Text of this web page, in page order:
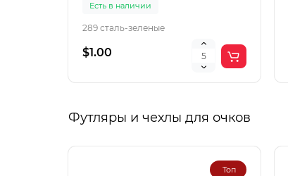
Есть в наличии
289 сталь-зеленые
$1.00
Футляры и чехлы для очков
Топ